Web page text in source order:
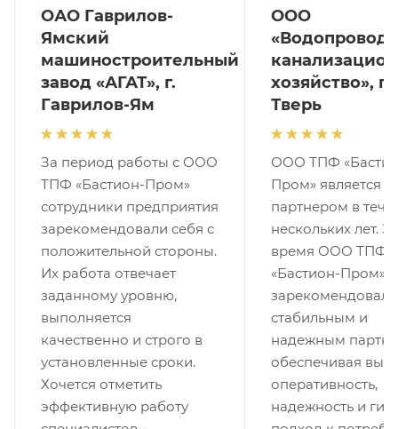
ОАО Гаврилов-
Ямский
машиностроительный
завод «АГАТ», г.
Гаврилов-Ям
За период работы с ООО
ТПФ «Бастион-Пром»
сотрудники предприятия
зарекомендовали себя с
положительной стороны.
Их работа отвечает
заданному уровню,
выполняется
качественно и строго в
установленные сроки.
Хочется отметить
эффективную работу
ООО
хозяйство», г.
Тверь
ООО ТПФ
Пром» является
партнером в
нескольких лет.
время ООО ТПФ
«Бастион-Пром»
стабильным и
надежным
обеспечивая
оперативность,
надежность и